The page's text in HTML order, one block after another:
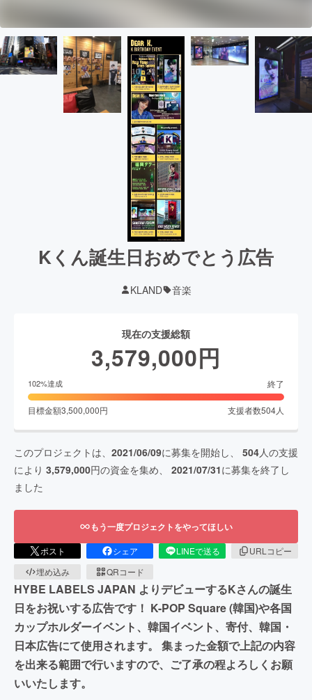
Kくん誕生日おめでとう広告
KLAND 音楽
現在の支援総額
3,579,000円
102%達成 終了
目標金額3,500,000円 支援者数504人
このプロジェクトは、 2021/06/09に募集を開始し、 504人の支援
により 3,579,000円の資金を集め、 2021/07/31に募集を終了し
ました
もう一度プロジェクトをやってほしい
ポスト シェア LINEで送る
URLコピー
埋め込み
QRコード
HYBE LABELS JAPAN よりデビューするKさんの誕生
日をお祝いする広告です！ K-POP Square (韓国)や各国
カップホルダーイベント、韓国イベント、寄付、韓国・
日本広告にて使用されます。 集まった金額で上記の内容
を出来る範囲で行いますので、ご了承の程よろしくお願
いいたします。